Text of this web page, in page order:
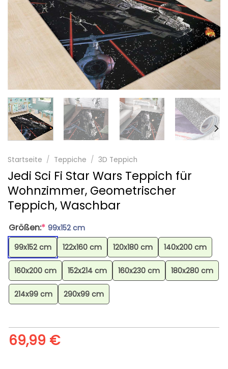
Startseite / Teppiche / 3D Teppich
Jedi Sci Fi Star Wars Teppich für
Wohnzimmer, Geometrischer
Teppich, Waschbar
Größen:* 99x152 cm
99x152 cm
122x160 cm 120x180 cm 140x200 cm
160x200 cm 152x214 cm 160x230 cm 180x280 cm
214x99 cm 290x99 cm
69,99 €